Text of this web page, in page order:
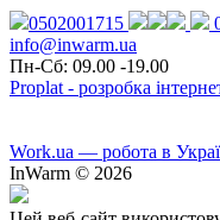
0502001715
info@inwarm.ua
Пн-Сб: 09.00 -19.00
Proplat - розробка
Work.ua — робота в
InWarm © 2026